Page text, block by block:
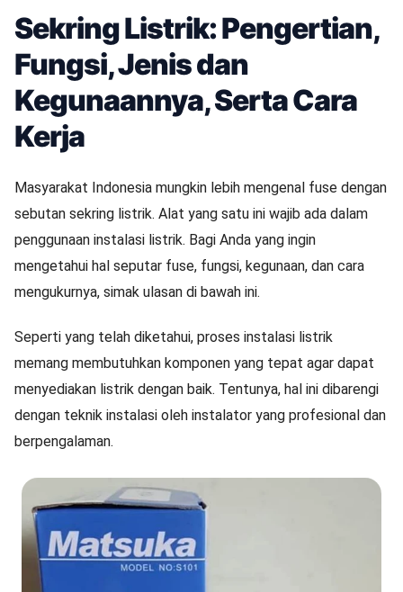
Sekring Listrik: Pengertian,
Fungsi, Jenis dan
Kegunaannya, Serta Cara
Kerja
Masyarakat Indonesia mungkin lebih mengenal fuse dengan
sebutan sekring listrik. Alat yang satu ini wajib ada dalam
penggunaan instalasi listrik. Bagi Anda yang ingin
mengetahui hal seputar fuse, fungsi, kegunaan, dan cara
mengukurnya, simak ulasan di bawah ini.
Seperti yang telah diketahui, proses instalasi listrik
memang membutuhkan komponen yang tepat agar dapat
menyediakan listrik dengan baik. Tentunya, hal ini dibarengi
dengan teknik instalasi oleh instalator yang profesional dan
berpengalaman.